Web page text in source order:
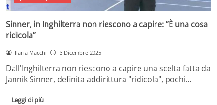
Sinner, in Inghilterra non riescono a capire: ”È una cosa
ridicola”
Ilaria Macchi 3 Dicembre 2025
Dall'Inghilterra non riescono a capire una scelta fatta da
Jannik Sinner, definita addirittura "ridicola", pochi…
Leggi di più